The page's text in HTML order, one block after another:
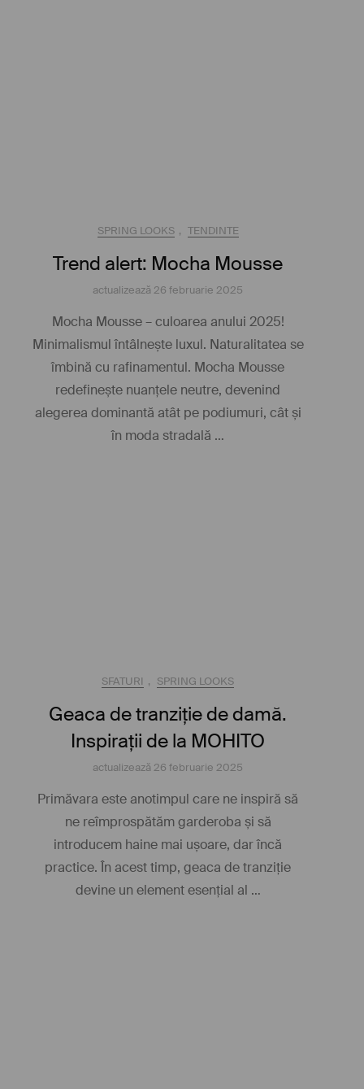
SPRING LOOKS , TENDINTE
Trend alert: Mocha Mousse
actualizează26 februarie 2025
Mocha Mousse – culoarea anului 2025!
Minimalismul întâlnește luxul. Naturalitatea se
îmbină cu rafinamentul. Mocha Mousse
redefinește nuanțele neutre, devenind
alegerea dominantă atât pe podiumuri, cât și
în moda stradală …
SFATURI , SPRING LOOKS
Geaca de tranziție de damă.
Inspirații de la MOHITO
actualizează26 februarie 2025
Primăvara este anotimpul care ne inspiră să
ne reîmprospătăm garderoba și să
introducem haine mai ușoare, dar încă
practice. În acest timp, geaca de tranziție
devine un element esențial al …